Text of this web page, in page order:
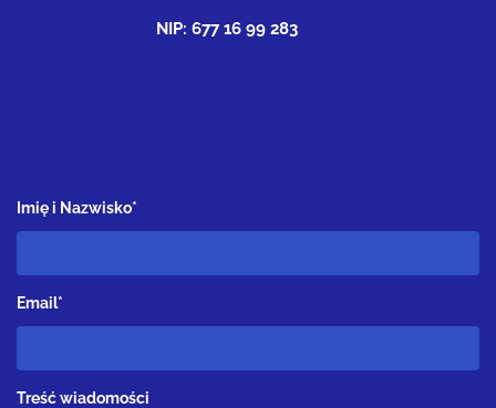
NIP: 677 16 99 283
Imię i Nazwisko*
Email*
Treść wiadomości